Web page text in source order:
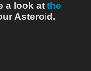
a look at the
Asteroid.